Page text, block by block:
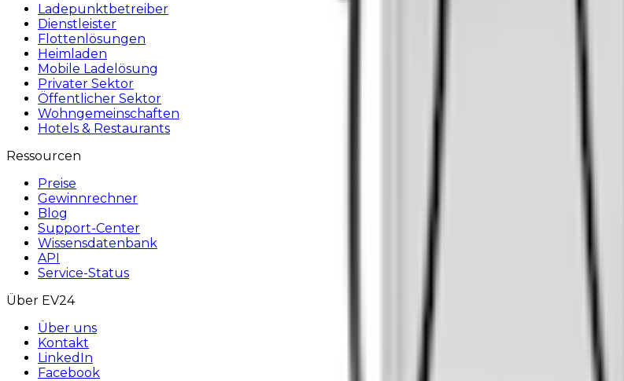
Ladepunktbetreiber
Dienstleister
Flottenlösungen
Heimladen
Mobile Ladelösung
Privater Sektor
Öffentlicher Sektor
Wohngemeinschaften
Hotels & Restaurants
Ressourcen
Preise
Gewinnrechner
Blog
Support-Center
Wissensdatenbank
API
Service-Status
Über EV24
Über uns
Kontakt
LinkedIn
Facebook